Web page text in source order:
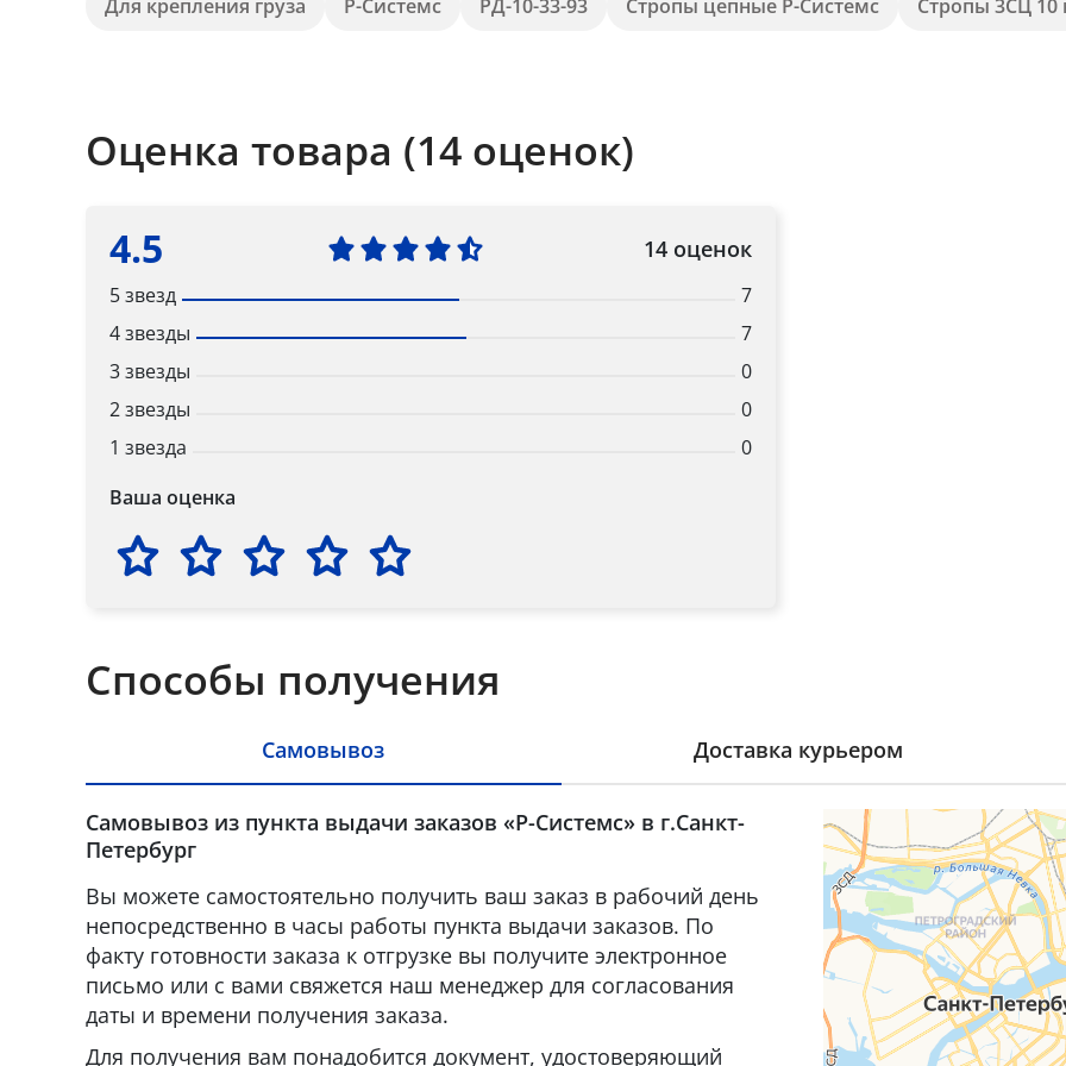
Для крепления груза Р-Системс РД-10-33-93 Стропы цепные Р-Системс Стропы 3СЦ 10
Оценка товара (14 оценок)
4.5 14 оценок
5 звезд
7
4 звезды
7
3 звезды
0
2 звезды
0
1 звезда
0
Ваша оценка
Способы получения
Самовывоз Доставка курьером
Самовывоз из пункта выдачи заказов «Р-Системс» в г.Санкт-
Петербург
Вы можете самостоятельно получить ваш заказ в рабочий день
непосредственно в часы работы пункта выдачи заказов. По
факту готовности заказа к отгрузке вы получите электронное
письмо или с вами свяжется наш менеджер для согласования
даты и времени получения заказа.
Для получения вам понадобится документ, удостоверяющий